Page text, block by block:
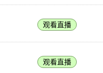
观看直播
观看直播